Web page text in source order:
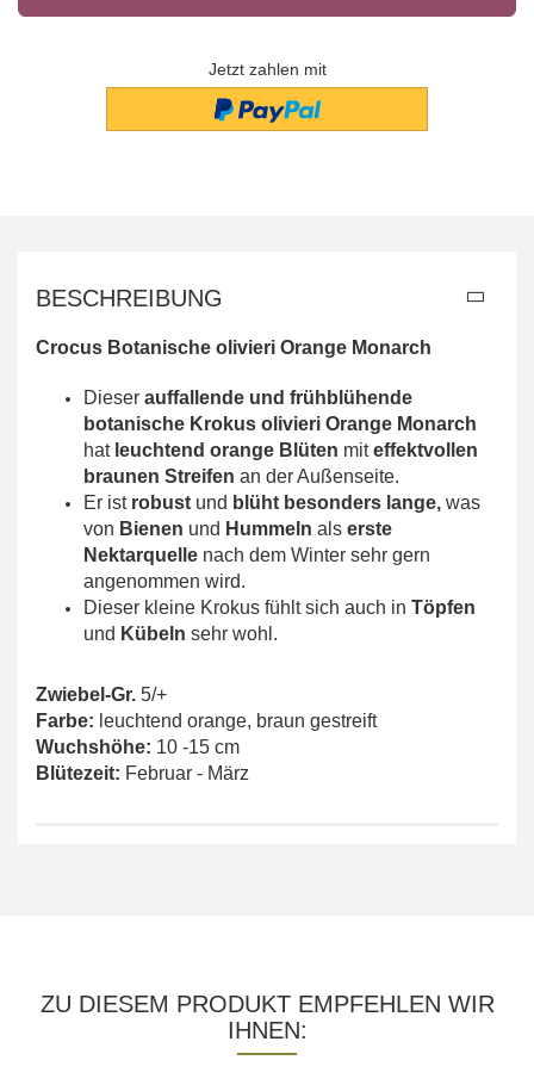
Jetzt zahlen mit
BESCHREIBUNG
Crocus Botanische olivieri Orange Monarch
Dieser auffallende und frühblühende
botanische Krokus olivieri Orange Monarch
hat leuchtend orange Blüten miteffektvollen
braunen Streifen an der Außenseite.
Er ist robust und blüht besonders lange, was
von Bienen und Hummeln als erste
Nektarquelle nach dem Winter sehr gern
angenommen wird.
Dieser kleine Krokus fühlt sich auch in Töpfen
und Kübeln sehr wohl.
Zwiebel-Gr. 5/+
Farbe: leuchtend orange, braun gestreift
Wuchshöhe: 10 -15 cm
Blütezeit: Februar - März
ZU DIESEM PRODUKT EMPFEHLEN WIR
IHNEN: